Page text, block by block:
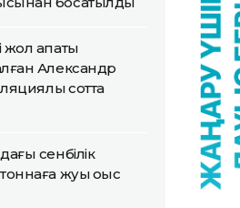
жол апаты
Александр
сотта
сенбілік
жуық қоқыс